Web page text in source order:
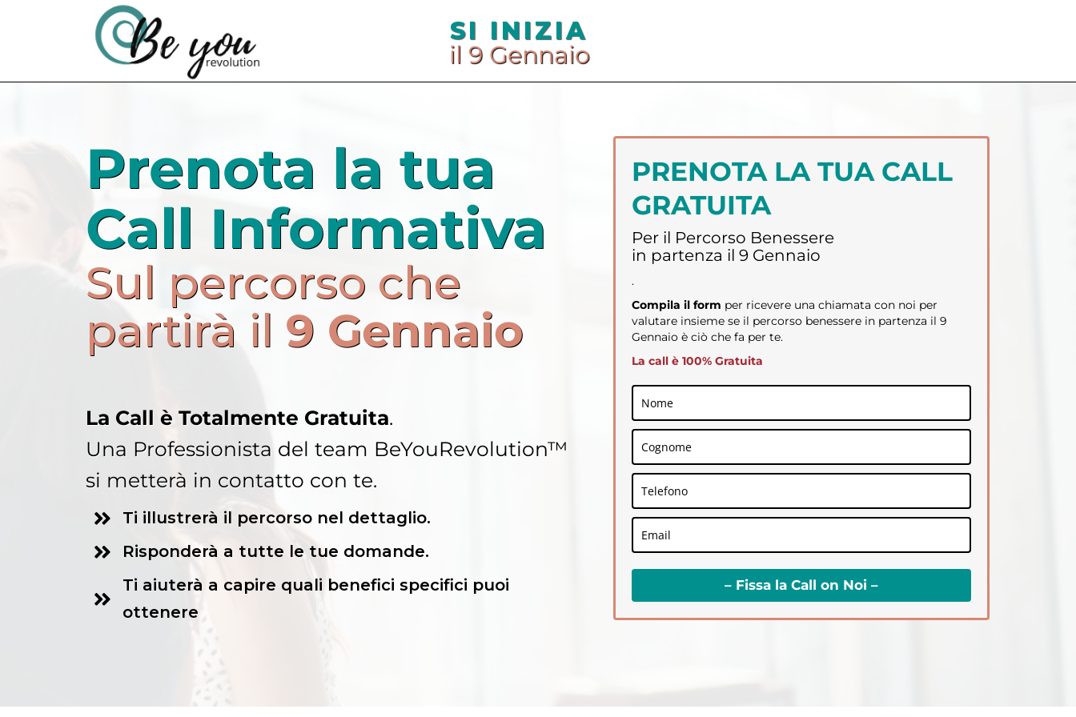
SI INIZIA
il 9 Gennaio
Prenota la tua
Call Informativa
Sul percorso che
partirà il 9 Gennaio
La Call è Totalmente Gratuita.
Una Professionista del team BeYouRevolution™
si metterà in contatto con te.
Ti illustrerà il percorso nel dettaglio.
Risponderà a tutte le tue domande.
Ti aiuterà a capire quali benefici specifici puoi
ottenere
PRENOTA LA TUA CALL
GRATUITA
Per il Percorso Benessere
in partenza il 9 Gennaio
.
Compila il form per ricevere una chiamata con noi per
valutare insieme se il percorso benessere in partenza il 9
Gennaio è ciò che fa per te.
La call è 100% Gratuita
– Fissa la Call on Noi –